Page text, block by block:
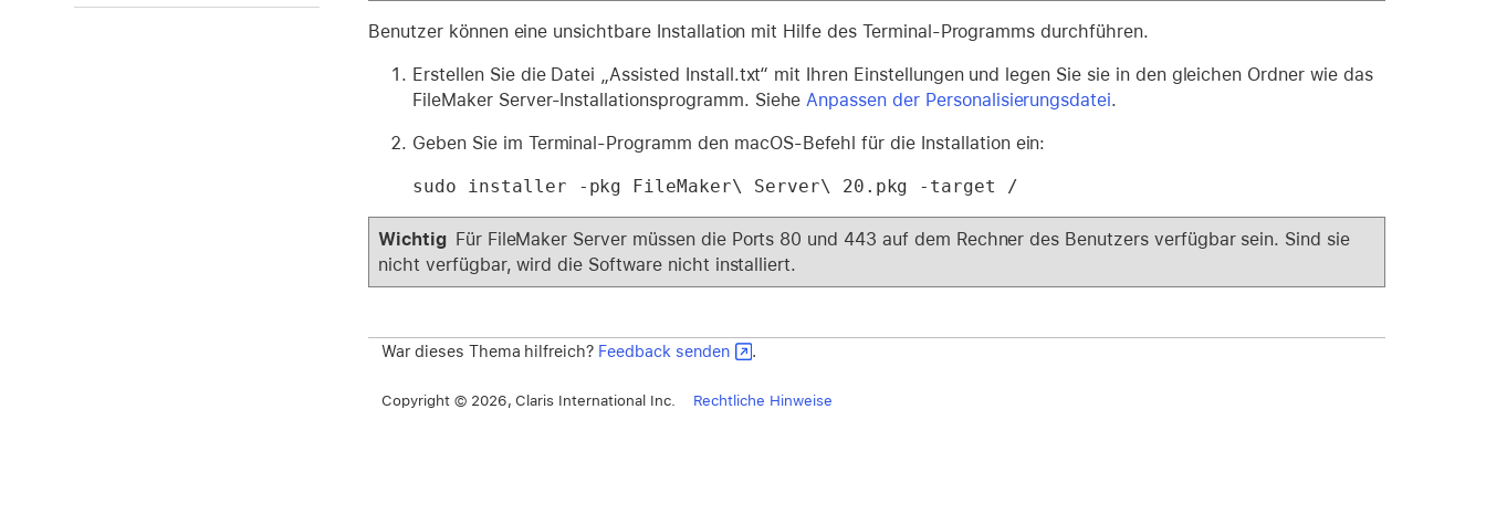
Benutzer können eine unsichtbare Installation mit Hilfe des Terminal-Programms durchführen.
Erstellen Sie die Datei „Assisted Install.txt“ mit Ihren Einstellungen und legen Sie sie in den gleichen Ordner wie das
FileMaker Server-Installationsprogramm. SieheAnpassen der Personalisierungsdatei.
Geben Sie im Terminal-Programm den macOS-Befehl für die Installation ein:
sudo installer -pkg FileMaker\ Server\ 20.pkg -target /
Wichtig Für FileMaker Server müssen die Ports 80 und 443 auf dem Rechner des Benutzers verfügbar sein. Sind sie
nicht verfügbar, wird die Software nicht installiert.
War dieses Thema hilfreich? Feedback senden .
Copyright © 2026, Claris International Inc. Rechtliche Hinweise